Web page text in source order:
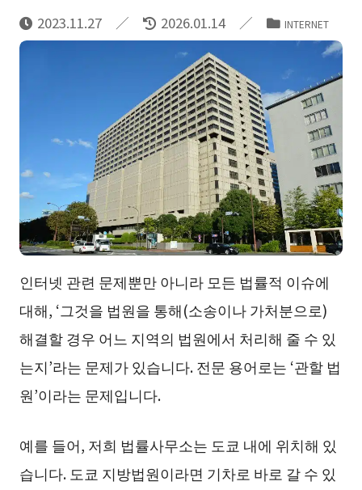
2023.11.27 2026.01.14 INTERNET
인터넷 관련 문제뿐만 아니라 모든 법률적 이슈에
대해, ‘그것을 법원을 통해(소송이나 가처분으로)
해결할 경우 어느 지역의 법원에서 처리해 줄 수 있
는지’라는 문제가 있습니다. 전문 용어로는 ‘관할 법
원’이라는 문제입니다.
예를 들어, 저희 법률사무소는 도쿄 내에 위치해 있
습니다. 도쿄 지방법원이라면 기차로 바로 갈 수 있